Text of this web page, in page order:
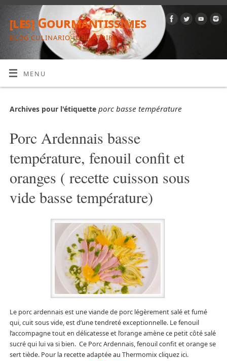
[les] Gourmantissimes
BLOG CULINARIO-JUBILATOIRE
MENU
Archives pour l'étiquette porc basse température
Porc Ardennais basse
température, fenouil confit et
oranges ( recette cuisson sous
vide basse température)
Le porc ardennais est une viande de porc légèrement salé et fumé
qui, cuit sous vide, est d’une tendreté exceptionnelle. Le fenouil
l’accompagne tout en délicatesse et l’orange amène ce petit côté salé
sucré qui lui va si bien. Ce Porc Ardennais, fenouil confit et orange se
sert tiède. Pour la recette adaptée au Thermomix cliquez ici.